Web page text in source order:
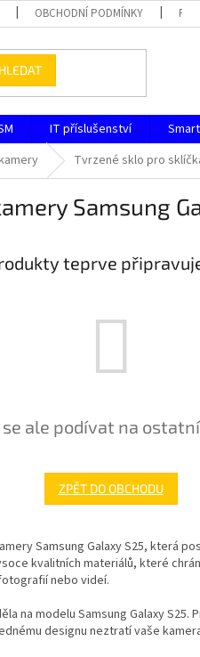
OBCHODNÍ PODMÍNKY
HLEDAT
IT příslušenství
Tvrzené sklo pro
Samsung
teprve
ale podívat na
ZPĚT DO OBCHODU
Samsung Galaxy S25, která
kvalitních materiálů, které
nebo videí.
na modelu Samsung Galaxy
designu neztratí vaše